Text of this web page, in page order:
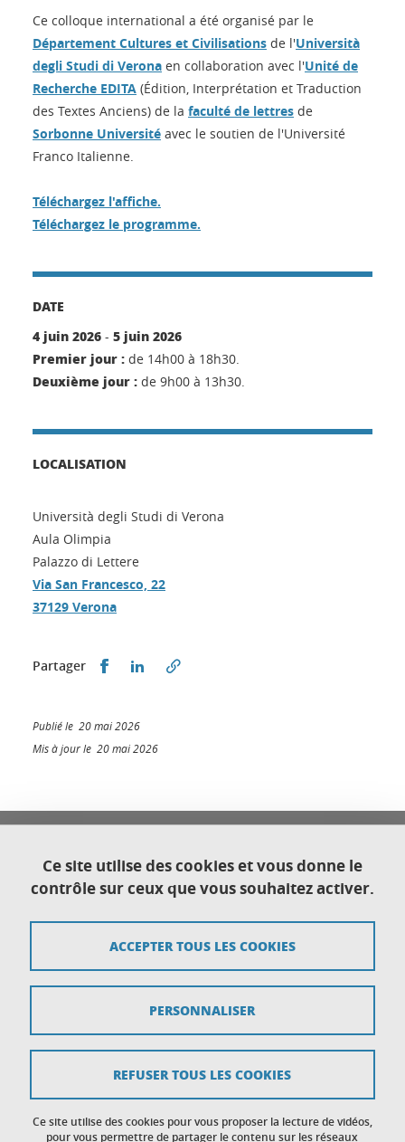
Ce colloque international a été organisé par le
Département Cultures et Civilisations de l'Università
degli Studi di Verona en collaboration avec l'Unité de
Recherche EDITA (Édition, Interprétation et Traduction
des Textes Anciens) de la faculté de lettres de
Sorbonne Université avec le soutien de l'Université
Franco Italienne.
Téléchargez l'affiche.
Téléchargez le programme.
DATE
4 juin 2026 - 5 juin 2026
Premier jour : de 14h00 à 18h30.
Deuxième jour : de 9h00 à 13h30.
LOCALISATION
Università degli Studi di Verona
Aula Olimpia
Palazzo di Lettere
Via San Francesco, 22
37129 Verona
Partager Partager sur Facebook
Partager sur LinkedIn
Publié le 20 mai 2026
Mis à jour le 20 mai 2026
Université Grenoble Alpes
Direction générale déléguée au Développement
international et territorial
38058 Grenoble cedex 9
Plan du site
Données personnelles
Gestion des cookies
Ce site utilise des cookies et vous donne le
contrôle sur ceux que vous souhaitez activer.
Ce site utilise des cookies pour vous proposer la lecture de vidéos,
pour vous permettre de partager le contenu sur les réseaux
ACCEPTER TOUS LES COOKIES
REFUSER TOUS LES COOKIES
PERSONNALISER